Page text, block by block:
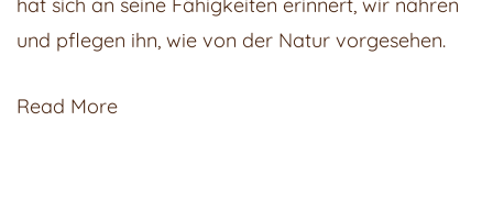
und pflegen ihn, wie von der Natur vorgesehen.
Read More